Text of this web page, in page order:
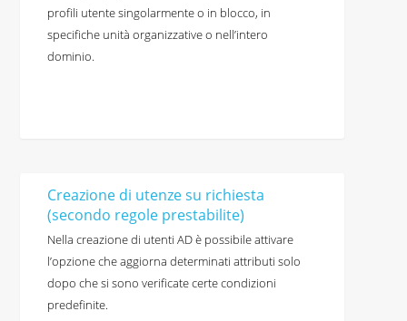
profili utente singolarmente o in blocco, in
specifiche unità organizzative o nell’intero
dominio.
Creazione di utenze su richiesta
(secondo regole prestabilite)
Nella creazione di utenti AD è possibile attivare
l’opzione che aggiorna determinati attributi solo
dopo che si sono verificate certe condizioni
predefinite.